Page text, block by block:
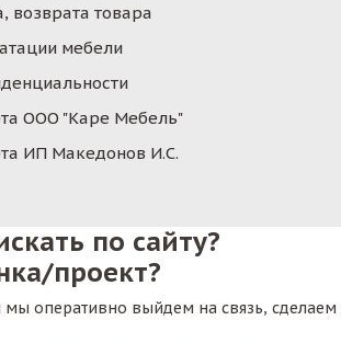
возврата товара
мебели
ООО "Каре Мебель"
ИП Македонов И.С.
по сайту?
проект?
мы оперативно выйдем на связь, сделаем